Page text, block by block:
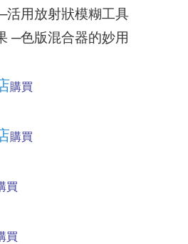
活用放射狀模糊工具
─色版混合器的妙用
購買
購買
買
買